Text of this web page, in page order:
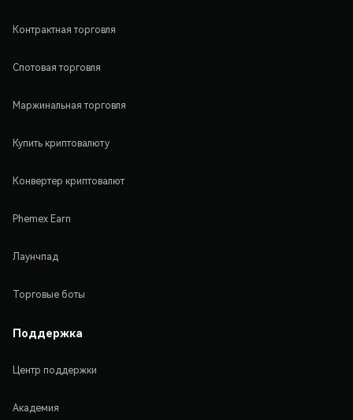
Контрактная торговля
Спотовая торговля
Маржинальная торговля
Купить криптовалюту
Конвертер криптовалют
Phemex Earn
Лаунчпад
Торговые боты
Поддержка
Центр поддержки
Академия